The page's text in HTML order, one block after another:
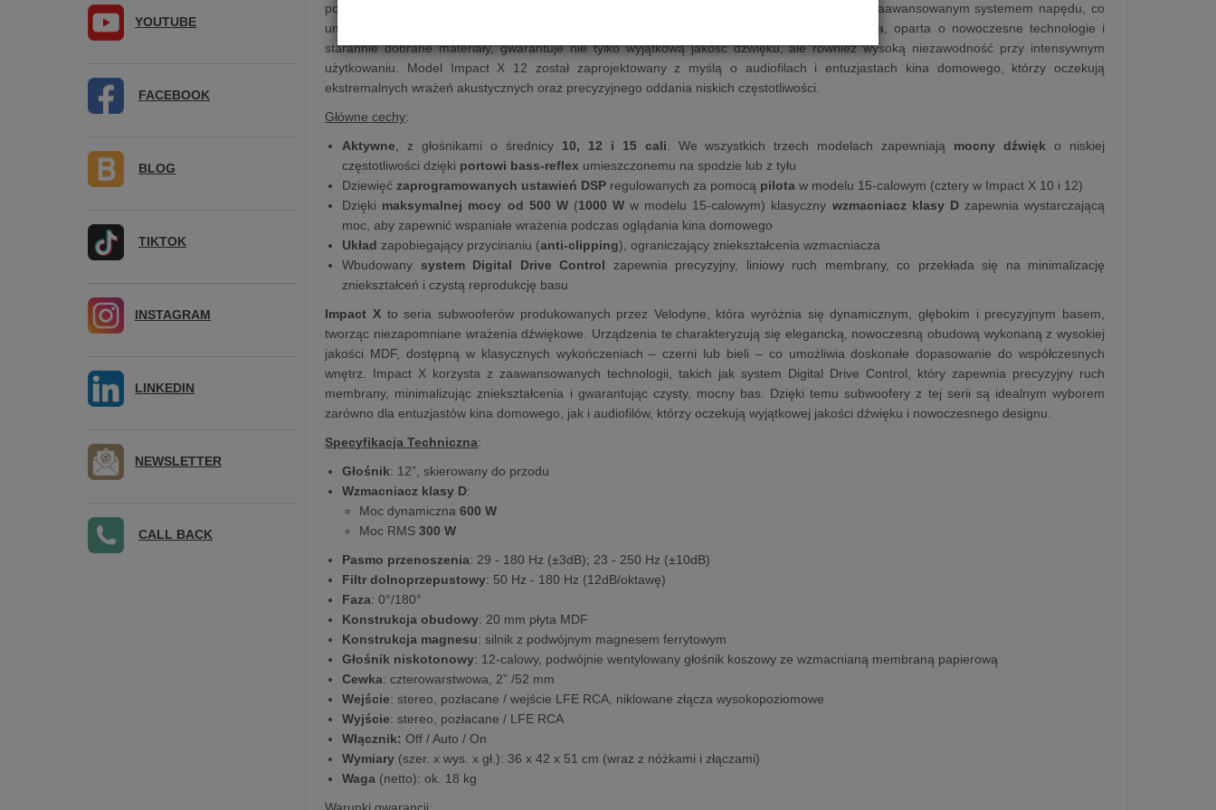
porównaniu do modelu Impact X 10 i X 12 charakteryzuje się większą membraną i bardziej zaawansowanym systemem napędu, co
umożliwia uzyskanie jeszcze pełniejszego, dynamicznego brzmienia. Jego solidna konstrukcja, oparta o nowoczesne technologie i
starannie dobrane materiały, gwarantuje nie tylko wyjątkową jakość dźwięku, ale również wysoką niezawodność przy intensywnym
użytkowaniu. Model Impact X 12 został zaprojektowany z myślą o audiofilach i entuzjastach kina domowego, którzy oczekują
ekstremalnych wrażeń akustycznych oraz precyzyjnego oddania niskich częstotliwości.
Główne cechy:
Aktywne , z głośnikami o średnicy 10, 12 i 15 cali . We wszystkich trzech modelach zapewniają mocny dźwięk o niskiej
częstotliwości dzięki portowi bass-reflex umieszczonemu na spodzie lub z tyłu
Dziewięć zaprogramowanych ustawień DSP regulowanych za pomocą pilota w modelu 15-calowym (cztery w Impact X 10 i 12)
Dzięki maksymalnej mocy od 500 W(1000 W w modelu 15-calowym) klasyczny wzmacniacz klasy Dzapewnia wystarczającą
moc, aby zapewnić wspaniałe wrażenia podczas oglądania kina domowego
Układ zapobiegający przycinaniu (anti-clipping), ograniczający zniekształcenia wzmacniacza
Wbudowany system Digital Drive Control zapewnia precyzyjny, liniowy ruch membrany, co przekłada się na minimalizację
zniekształceń i czystą reprodukcję basu
Impact Xto seria subwooferów produkowanych przez Velodyne, która wyróżnia się dynamicznym, głębokim i precyzyjnym basem,
tworząc niezapomniane wrażenia dźwiękowe. Urządzenia te charakteryzują się elegancką, nowoczesną obudową wykonaną z wysokiej
jakości MDF, dostępną w klasycznych wykończeniach – czerni lub bieli – co umożliwia doskonałe dopasowanie do współczesnych
wnętrz. Impact X korzysta z zaawansowanych technologii, takich jak system Digital Drive Control, który zapewnia precyzyjny ruch
membrany, minimalizując zniekształcenia i gwarantując czysty, mocny bas. Dzięki temu subwoofery z tej serii są idealnym wyborem
zarówno dla entuzjastów kina domowego, jak i audiofilów, którzy oczekują wyjątkowej jakości dźwięku i nowoczesnego designu.
Specyfikacja Techniczna:
Głośnik: 12”, skierowany do przodu
Wzmacniacz klasy D:
Moc dynamiczna 600 W
Moc RMS 300 W
Pasmo przenoszenia: 29 - 180 Hz (±3dB); 23 - 250 Hz (±10dB)
Filtr dolnoprzepustowy: 50 Hz - 180 Hz (12dB/oktawę)
Faza: 0°/180°
Konstrukcja obudowy: 20 mm płyta MDF
Konstrukcja magnesu: silnik z podwójnym magnesem ferrytowym
Głośnik niskotonowy: 12-calowy, podwójnie wentylowany głośnik koszowy ze wzmacnianą membraną papierową
Cewka: czterowarstwowa, 2” /52 mm
Wejście: stereo, pozłacane / wejście LFE RCA, niklowane złącza wysokopoziomowe
Wyjście: stereo, pozłacane / LFE RCA
Włącznik: Off / Auto / On
Wymiary (szer. x wys. x gł.): 36 x 42 x 51 cm (wraz z nóżkami i złączami)
Waga (netto): ok. 18 kg
Warunki gwarancji:
YOUTUBE
FACEBOOK
BLOG
TIKTOK
INSTAGRAM
LINKEDIN
NEWSLETTER
CALL BACK